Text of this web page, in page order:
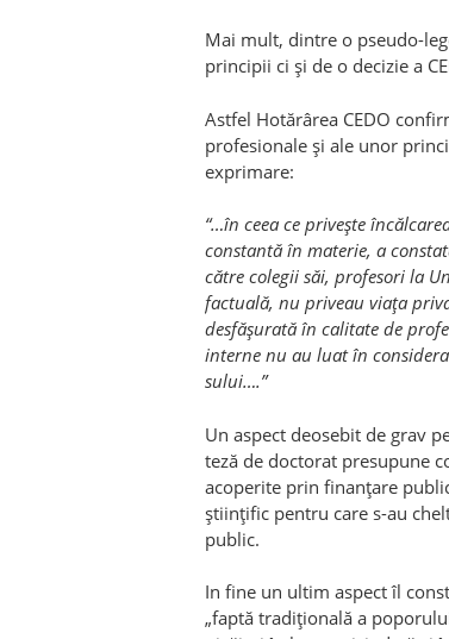
Mai mult, dintre o pseudo-
principii ci şi de o decizie a
Astfel Hotărârea CEDO
profesionale şi ale unor
exprimare:
“…în ceea ce priveşte
constantă în materie, a
către colegii săi, profesori la
factuală, nu priveau viaţa
desfăşurată în calitate de
interne nu au luat în
sului….”
Un aspect deosebit de grav
teză de doctorat presupune
acoperite prin finanţare
ştiinţific pentru care s-au
public.
In fine un ultim aspect îl
„faptă tradiţională a